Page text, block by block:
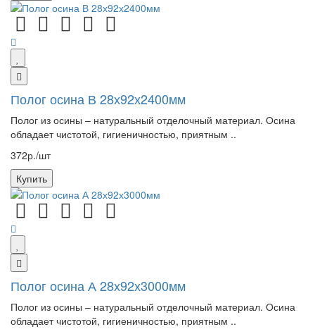
Полог осина В 28х92х2400мм
Полог из осины – натуральный отделочный материал. Осина
обладает чистотой, гигиеничностью, приятным ..
372р./шт
Купить
Полог осина А 28х92х3000мм
Полог из осины – натуральный отделочный материал. Осина
обладает чистотой, гигиеничностью, приятным ..